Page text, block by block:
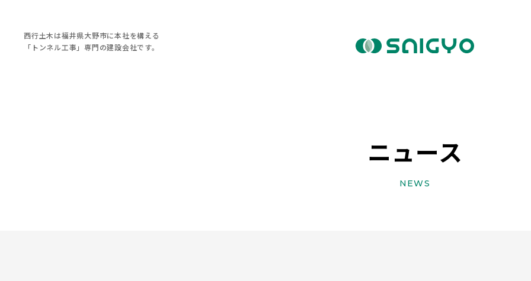
西行土木は福井県大野市に本社を構える
「トンネル工事」専門の建設会社です。
ニュース
NEWS